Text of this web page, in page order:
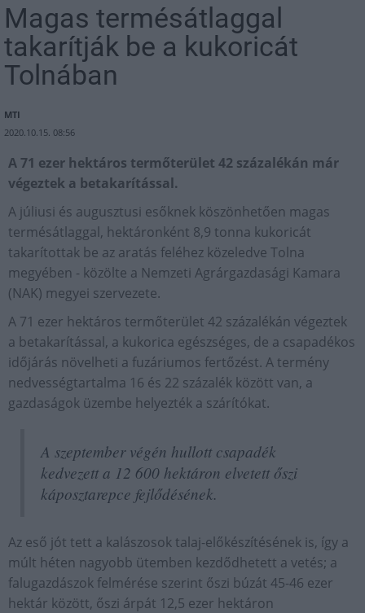
Magas termésátlaggal
takarítják be a kukoricát
Tolnában
MTI
2020.10.15. 08:56
A 71 ezer hektáros termőterület 42 százalékán már
végeztek a betakarítással.
A júliusi és augusztusi esőknek köszönhetően magas
termésátlaggal, hektáronként 8,9 tonna kukoricát
takarítottak be az aratás feléhez közeledve Tolna
megyében - közölte a Nemzeti Agrárgazdasági Kamara
(NAK) megyei szervezete.
A 71 ezer hektáros termőterület 42 százalékán végeztek
a betakarítással, a kukorica egészséges, de a csapadékos
időjárás növelheti a fuzáriumos fertőzést. A termény
nedvességtartalma 16 és 22 százalék között van, a
gazdaságok üzembe helyezték a szárítókat.
A szeptember végén hullott csapadék
kedvezett a 12 600 hektáron elvetett őszi
káposztarepce fejlődésének.
Az eső jót tett a kalászosok talaj-előkészítésének is, így a
múlt héten nagyobb ütemben kezdődhetett a vetés; a
falugazdászok felmérése szerint őszi búzát 45-46 ezer
hektár között, őszi árpát 12,5 ezer hektáron